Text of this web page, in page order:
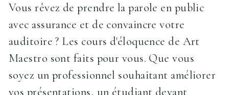
Vous rêvez de prendre la parole en public
avec assurance et de convaincre votre
auditoire ? Les cours d'éloquence de Art
Maestro sont faits pour vous. Que vous
soyez un professionnel souhaitant améliorer
vos présentations, un étudiant devant